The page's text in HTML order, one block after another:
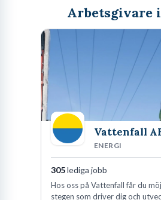
Arbetsgivare
Vattenfall
ENERGI
305lediga jobb
Hos oss på Vattenfall får du
stegen som driver dig och